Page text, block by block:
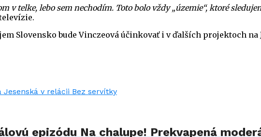
v telke, lebo sem nechodím. Toto bolo vždy „územie“, ktoré
Slovensko bude Vinczeová účinkovať i v ďalších projektoch na
epizódu Na chalupe! Prekvapená